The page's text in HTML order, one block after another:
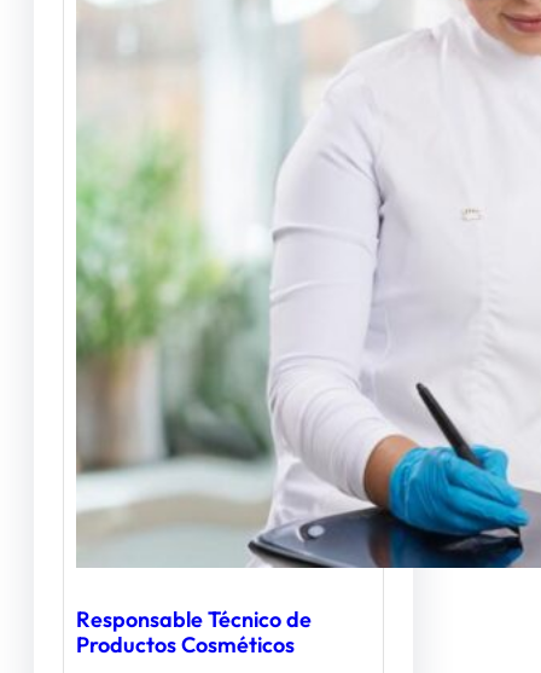
Responsable Técnico de
Productos Cosméticos